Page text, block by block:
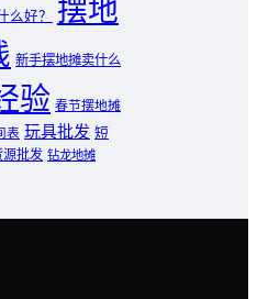
么好？
摆地
新手摆地摊卖什么
验 春节摆地摊
表 玩具批发 短
源批发 钻龙地摊